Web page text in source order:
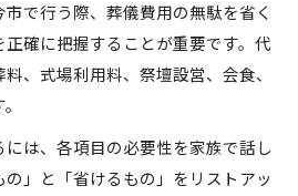
で行う際、葬儀費用の無駄を省く
確に把握することが重要です。代
、式場利用料、祭壇設営、会食、
は、各項目の必要性を家族で話し
」と「省けるもの」をリストアッ